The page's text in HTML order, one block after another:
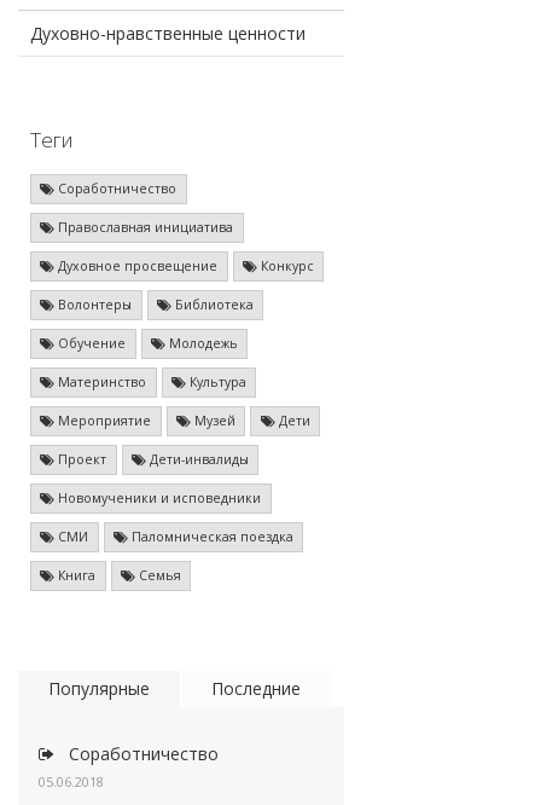
Духовно-нравственные ценности
Теги
Соработничество
Православная инициатива
Духовное просвещение Конкурс
Волонтеры Библиотека
Обучение Молодежь
Материнство Культура
Мероприятие Музей Дети
Проект Дети-инвалиды
Новомученики и исповедники
СМИ Паломническая поездка
Книга Семья
Популярные Последние
Соработничество
05.06.2018